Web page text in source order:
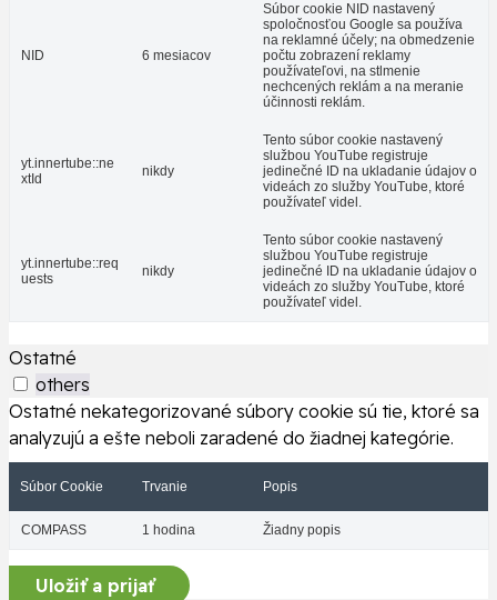
NID 6 mesiacov
Súbor cookie NID nastavený
spoločnosťou Google sa používa
na reklamné účely; na obmedzenie
počtu zobrazení reklamy
používateľovi, na stlmenie
nechcených reklám a na meranie
účinnosti reklám.
yt.innertube::ne
xtId
nikdy
Tento súbor cookie nastavený
službou YouTube registruje
jedinečné ID na ukladanie údajov o
videách zo služby YouTube, ktoré
používateľ videl.
yt.innertube::req
uests
nikdy
Tento súbor cookie nastavený
službou YouTube registruje
jedinečné ID na ukladanie údajov o
videách zo služby YouTube, ktoré
používateľ videl.
Ostatné
others
Ostatné nekategorizované súbory cookie sú tie, ktoré sa
analyzujú a ešte neboli zaradené do žiadnej kategórie.
Súbor Cookie Trvanie Popis
COMPASS 1 hodina Žiadny popis
Uložiť a prijať